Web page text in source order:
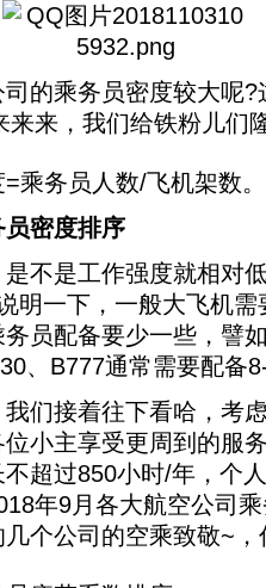
乘务员密度较大呢?
来来，我们给铁粉儿们
务员人数/飞机架数。
密度排序
是工作强度就相对
明一下，一般大飞机需
员配备要少一些，譬
、B777通常需要配备
接着往下看哈，考
小主享受更周到的服
超过850小时/年，个
年9月各大航空公司
个公司的空乘致敬~